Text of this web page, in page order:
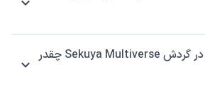
عرضه‌ی کل و عرضه‌ی در گردش Sekuya Multiverse چقدر